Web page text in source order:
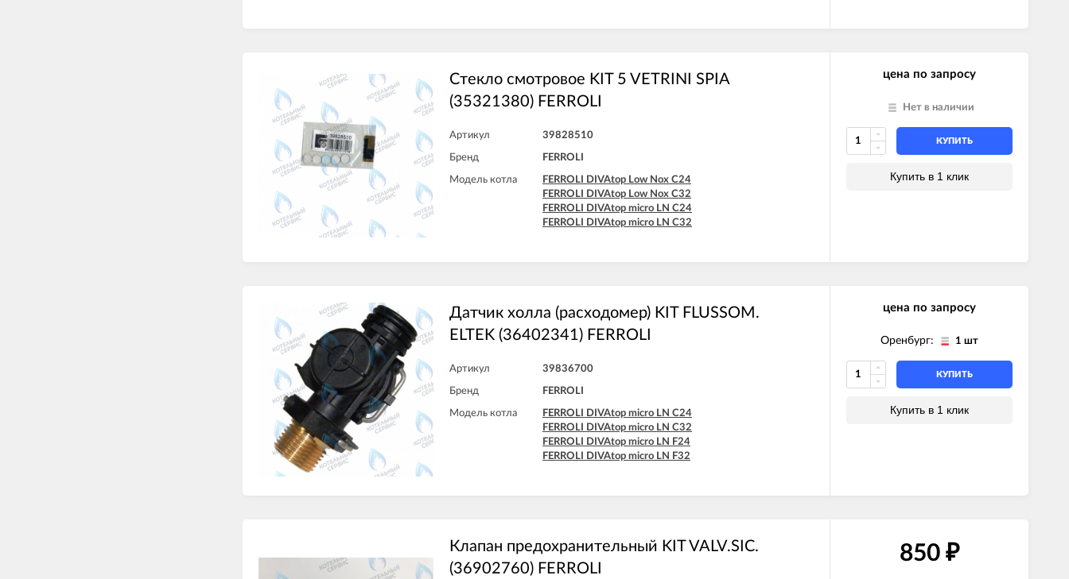
Стекло смотровое KIT 5 VETRINI SPIA
(35321380) FERROLI
Артикул 39828510
Бренд FERROLI
Модель котла
FERROLI DIVAtop Low Nox C24
FERROLI DIVAtop Low Nox C32
FERROLI DIVAtop micro LN C24
FERROLI DIVAtop micro LN C32
цена по запросу
Нет в наличии
КУПИТЬ
Купить в 1 клик
Датчик холла (расходомер) KIT FLUSSOM.
ELTEK (36402341) FERROLI
Артикул 39836700
Бренд FERROLI
Модель котла
FERROLI DIVAtop micro LN C24
FERROLI DIVAtop micro LN C32
FERROLI DIVAtop micro LN F24
FERROLI DIVAtop micro LN F32
цена по запросу
Оренбург: 1 шт
КУПИТЬ
Купить в 1 клик
Клапан предохранительный KIT VALV.SIC.
(36902760) FERROLI
850 ₽